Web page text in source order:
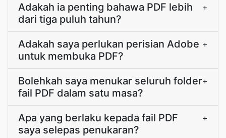
Adakah ia penting bahawa PDF lebih
dari tiga puluh tahun?
+
Adakah saya perlukan perisian Adobe
untuk membuka PDF?
+
Bolehkah saya menukar seluruh folder
fail PDF dalam satu masa?
+
Apa yang berlaku kepada fail PDF
saya selepas penukaran?
+